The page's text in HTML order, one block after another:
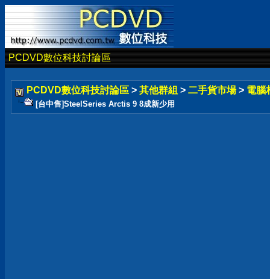
PCDVD數位科技討論區
PCDVD數位科技討論區 > 其他群組 > 二手貨市場 > 電腦
[台中售]SteelSeries Arctis 9 8成新少用